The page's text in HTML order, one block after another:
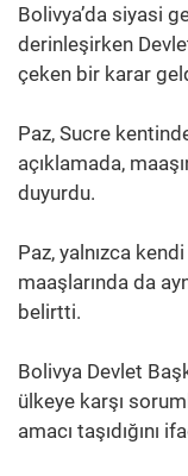
Bolivya’da siyasi
derinleşirken
çeken bir karar
Paz, Sucre
açıklamada,
duyurdu.
Paz, yalnızca
maaşlarında da
belirtti.
Bolivya Devlet
ülkeye karşı
amacı taşıdığını